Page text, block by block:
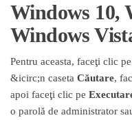
Windows 10,
Windows
Pentru aceasta, faceţi clic pe
&icirc;n caseta Căutare,
apoi faceţi clic pe
o parolă de administrator